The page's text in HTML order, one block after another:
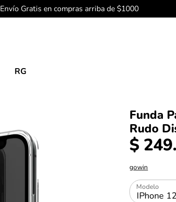
Envío Gratis en compras arriba de $1000
RG
Funda
Rudo
$
gowin
Modelo
IPhone